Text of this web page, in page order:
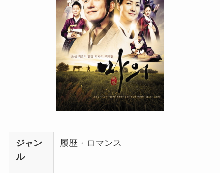
ジャン
ル
履歴・ロマンス